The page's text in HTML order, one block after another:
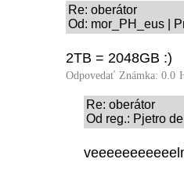
Re: oberátor
Od: mor_PH_eus |
2TB = 2048GB :)
Odpovedať Známka: 0.0
Re: oberátor
Od reg.: Pjetro